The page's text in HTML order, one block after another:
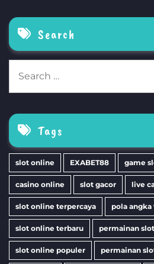
Search
for:
Tags
slot online EXABET88 game
casino online slot gacor live
slot online terpercaya pola angka
slot online terbaru permainan slot
slot online populer permainan